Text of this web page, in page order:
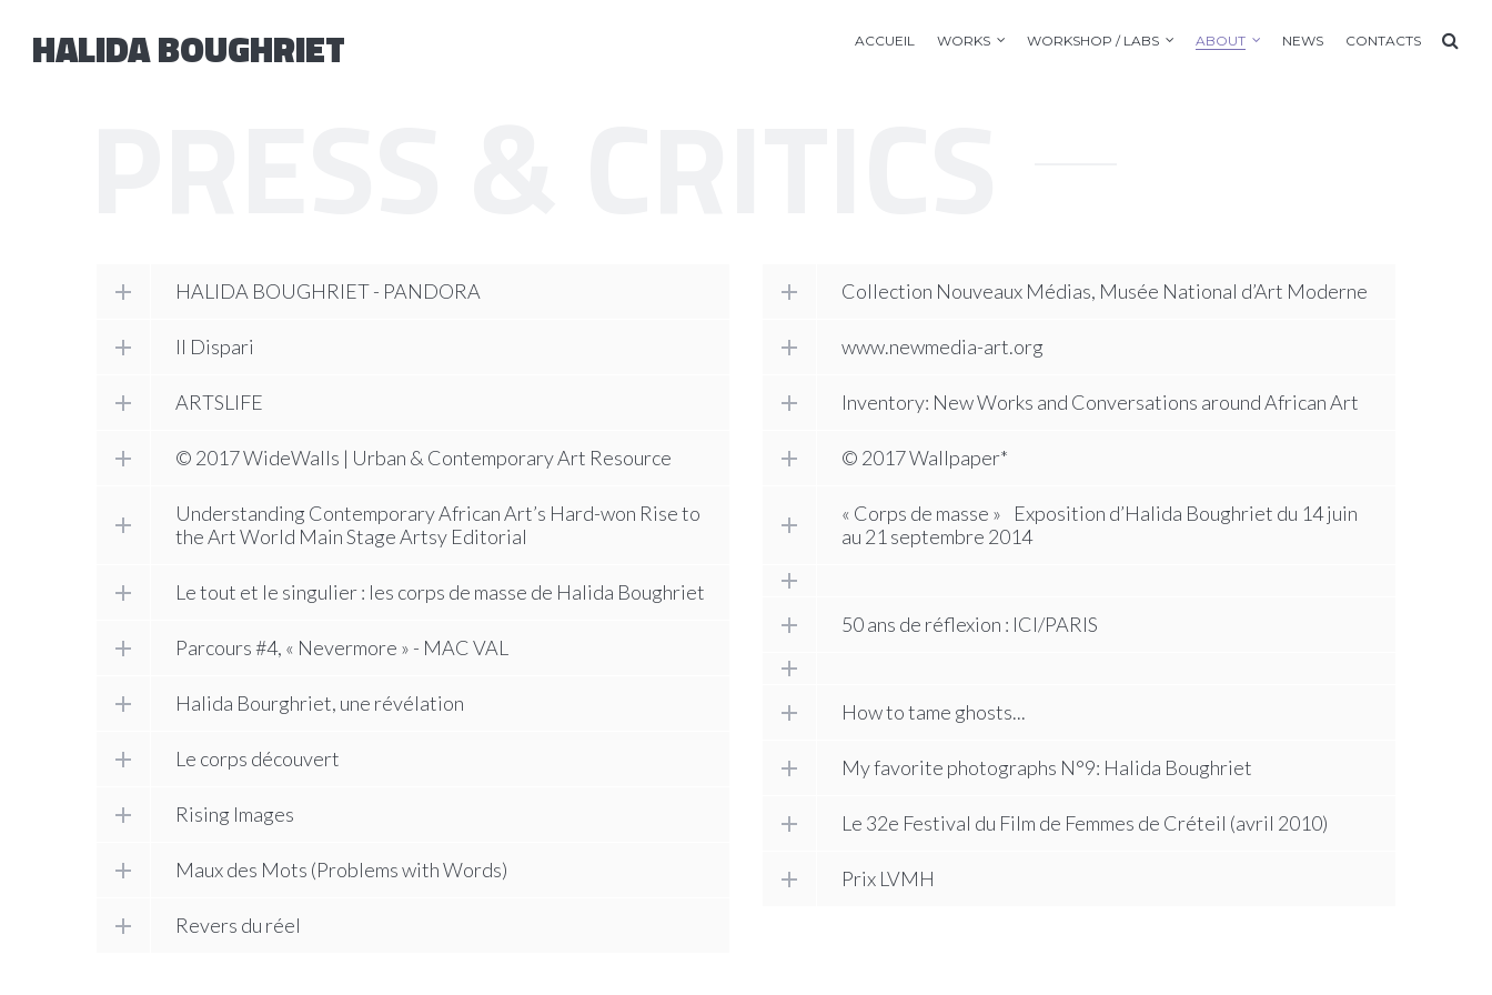
HALIDA BOUGHRIET ACCUEIL WORKS WORKSHOP / LABS ABOUT NEWS CONTACTS
HALIDA BOUGHRIET - PANDORA
Il Dispari
ARTSLIFE
© 2017 WideWalls | Urban & Contemporary Art Resource
Understanding Contemporary African Art’s Hard-won Rise to
the Art World Main Stage Artsy Editorial
Le tout et le singulier : les corps de masse de Halida Boughriet
Parcours #4, « Nevermore » - MAC VAL
Halida Bourghriet, une révélation
Le corps découvert
Rising Images
Maux des Mots (Problems with Words)
Revers du réel
Collection Nouveaux Médias, Musée National d’Art Moderne
www.newmedia-art.org
Inventory: New Works and Conversations around African Art
© 2017 Wallpaper*
« Corps de masse » Exposition d’Halida Boughriet du 14 juin
au 21 septembre 2014
50 ans de réflexion : ICI/PARIS
How to tame ghosts...
My favorite photographs N°9: Halida Boughriet
Le 32e Festival du Film de Femmes de Créteil (avril 2010)
Prix LVMH